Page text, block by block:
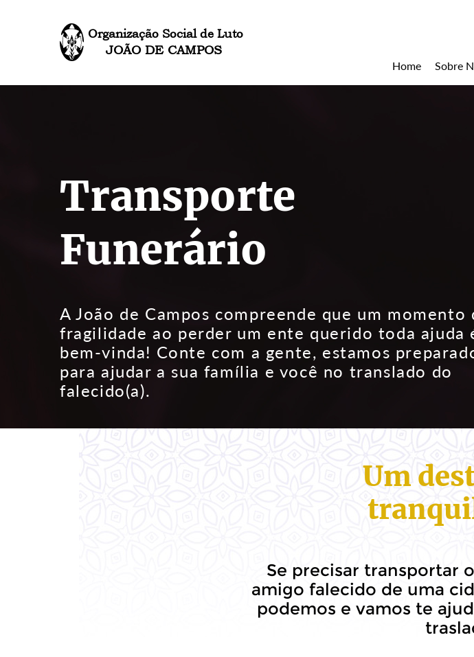
JOÃO DE CAMPOS
Organização Social de Luto
Home Sobre
Transporte
Funerário
A João de Campos compreende que um momento
fragilidade ao perder um ente querido toda ajuda
bem-vinda! Conte com a gente, estamos
para ajudar a sua família e você no translado do
falecido(a).
Um
Se precisar transportar
amigo falecido de uma
podemos e vamos te